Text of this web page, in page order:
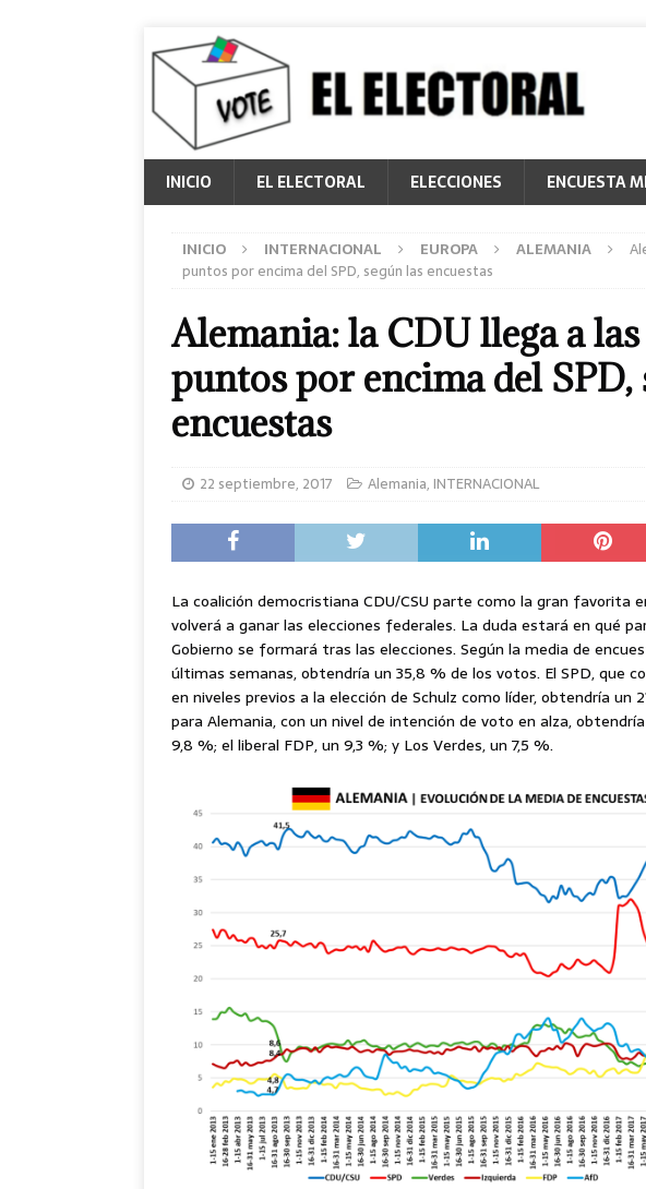
INICIO EL ELECTORAL ELECCIONES ENCUESTA
INICIO INTERNACIONAL EUROPA ALEMANIA
puntos por encima del SPD, según las encuestas
Alemania: la CDU llega a las
puntos por encima del SPD,
encuestas
22 septiembre, 2017 Alemania, INTERNACIONAL
La coalición democristiana CDU/CSU parte como la gran favorita
volverá a ganar las elecciones federales. La duda estará en qué
Gobierno se formará tras las elecciones. Según la media de
últimas semanas, obtendría un 35,8 % de los votos. El SPD, que
en niveles previos a la elección de Schulz como líder, obtendría
para Alemania, con un nivel de intención de voto en alza,
9,8 %; el liberal FDP, un 9,3 %; y Los Verdes, un 7,5 %.